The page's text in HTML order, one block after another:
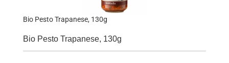
Bio Pesto Trapanese, 130g
Bio Pesto Trapanese, 130g